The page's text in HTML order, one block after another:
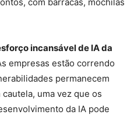
incansável de IA da
empresas estão correndo
permanecem
uma vez que os
da IA ​​pode